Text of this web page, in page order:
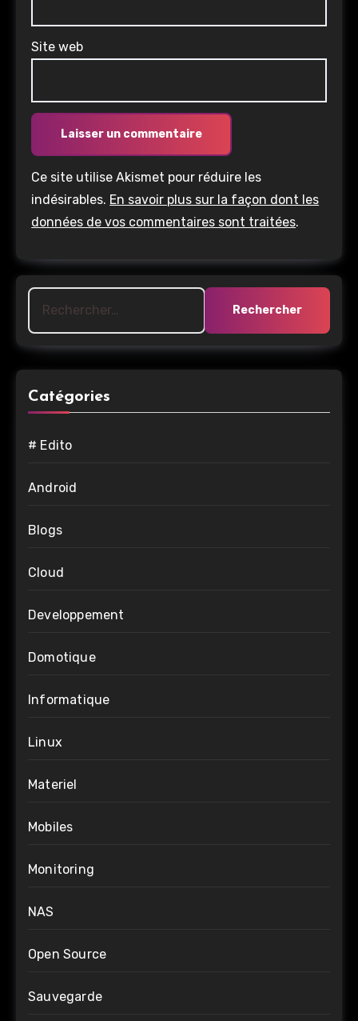
Site web
Ce site utilise Akismet pour réduire les
indésirables. En savoir plus sur la façon dont les
données de vos commentaires sont traitées.
Rechercher :
Catégories
# Edito
Android
Blogs
Cloud
Developpement
Domotique
Informatique
Linux
Materiel
Mobiles
Monitoring
NAS
Open Source
Sauvegarde